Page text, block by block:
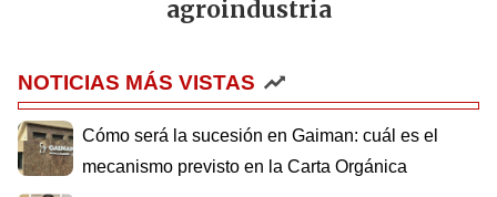
agroindustria
NOTICIAS MÁS VISTAS
Cómo será la sucesión en Gaiman: cuál es el
mecanismo previsto en la Carta Orgánica